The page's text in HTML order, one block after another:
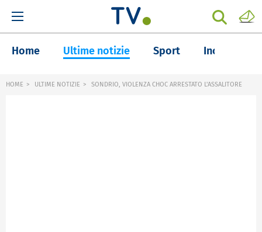
Home Ultime notizie Sport Inchieste
HOME ULTIME NOTIZIE SONDRIO, VIOLENZA CHOC ARRESTATO L'ASSALITORE